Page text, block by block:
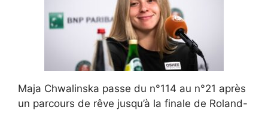
Maja Chwalinska passe du n°114 au n°21 après
un parcours de rêve jusqu’à la finale de Roland-